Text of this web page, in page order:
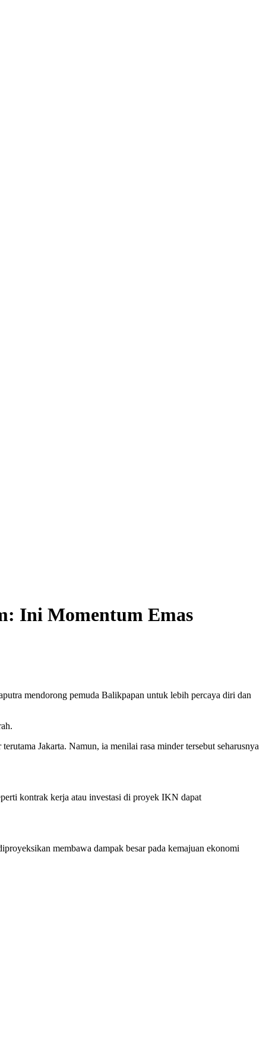
Ini Momentum Emas
mendorong pemuda Balikpapan untuk lebih percaya diri dan
Jakarta. Namun, ia menilai rasa minder tersebut seharusnya
kontrak kerja atau investasi di proyek IKN dapat
membawa dampak besar pada kemajuan ekonomi